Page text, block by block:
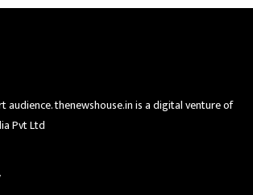
audience. thenewshouse.in is a digital venture of
Pvt Ltd